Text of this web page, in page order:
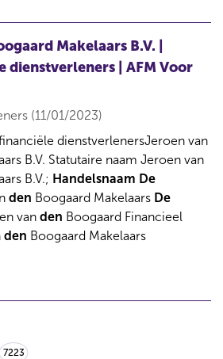
Makelaars B.V. |
dienstverleners | AFM Voor
(11/01/2023)
dienstverlenersJeroen van
B.V. Statutaire naam Jeroen van
B.V.; Handelsnaam De
den Boogaard Makelaars De
van den Boogaard Financieel
den Boogaard Makelaars
7223